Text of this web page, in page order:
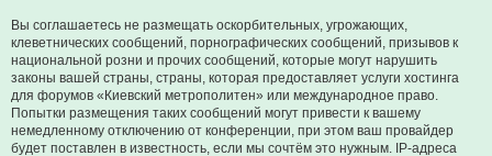
Вы соглашаетесь не размещать оскорбительных, угрожающих,
клеветнических сообщений, порнографических сообщений, призывов к
национальной розни и прочих сообщений, которые могут нарушить
законы вашей страны, страны, которая предоставляет услуги хостинга
для форумов «Киевский метрополитен» или международное право.
Попытки размещения таких сообщений могут привести к вашему
немедленному отключению от конференции, при этом ваш провайдер
будет поставлен в известность, если мы сочтём это нужным. IP-адреса